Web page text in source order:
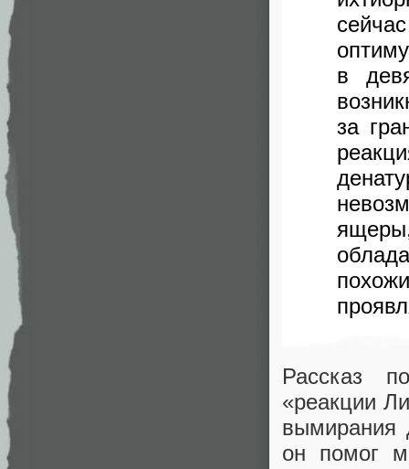
в
за
Рассказ
«реакции
вымирания
он помог